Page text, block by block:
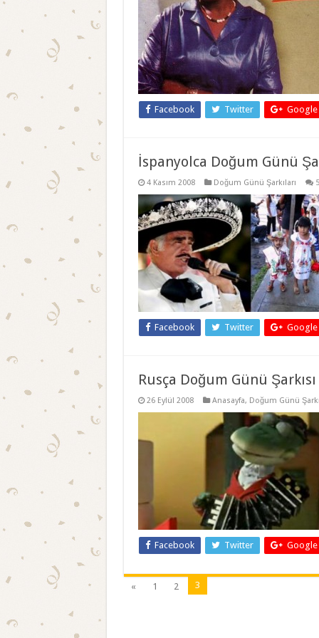
Facebook Twitter Google
İspanyolca Doğum Günü
4 Kasım 2008 Doğum Günü Şarkıları 5
Facebook Twitter Google
Rusça Doğum Günü Şarkısı
26 Eylül 2008 Anasayfa, Doğum Günü
Facebook Twitter Google
« 1 2 3